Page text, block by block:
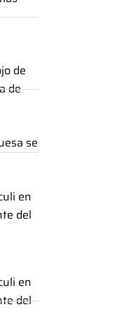
de
de
se
en
del
en
del